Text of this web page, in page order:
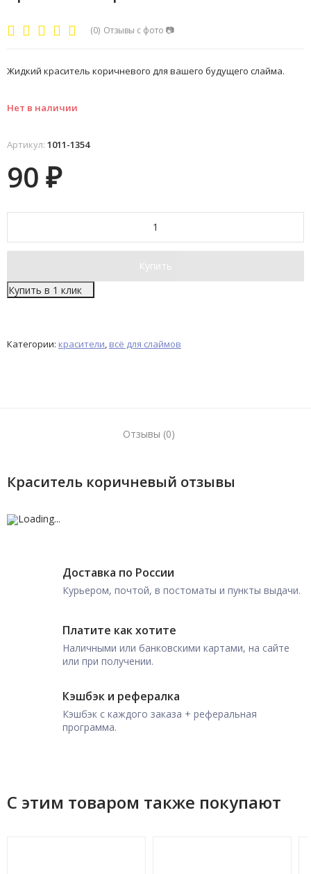
(0) Отзывы с фото 📷
Жидкий краситель коричневого для вашего будущего слайма.
Нет в наличии
Артикул: 1011-1354
90 ₽
Купить
Купить в 1 клик
Категории: красители всё для слаймов
Отзывы (0)
Краситель коричневый отзывы
Доставка по России
Курьером, почтой, в постоматы и пункты выдачи.
Платите как хотите
Наличными или банковскими картами, на сайте
или при получении.
Кэшбэк и рефералка
Кэшбэк с каждого заказа + реферальная
программа.
С этим товаром также покупают